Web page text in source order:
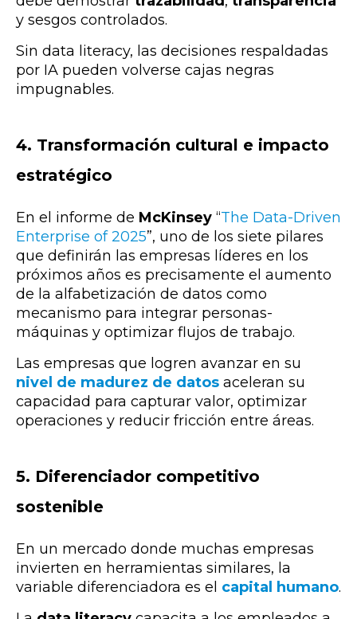
y sesgos controlados.
Sin data literacy, las decisiones respaldadas
por IA pueden volverse cajas negras
impugnables.
4. Transformación cultural e impacto
estratégico
En el informe de McKinsey “The Data-Driven
Enterprise of 2025”, uno de los siete pilares
que definirán las empresas líderes en los
próximos años es precisamente el aumento
de la alfabetización de datos como
mecanismo para integrar personas-
máquinas y optimizar flujos de trabajo.
Las empresas que logren avanzar en su
nivel de madurez de datos aceleran su
capacidad para capturar valor, optimizar
operaciones y reducir fricción entre áreas.
5. Diferenciador competitivo
sostenible
En un mercado donde muchas empresas
invierten en herramientas similares, la
variable diferenciadora es el capital humano.